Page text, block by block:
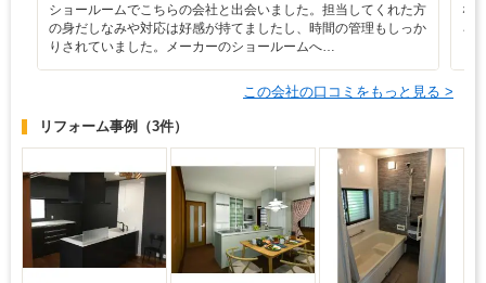
ショールームでこちらの会社と出会いました。担当してくれた方
の身だしなみや対応は好感が持てましたし、時間の管理もしっか
りされていました。メーカーのショールームへ…
な
ろ
この会社の口コミをもっと見る >
リフォーム事例 （3件）